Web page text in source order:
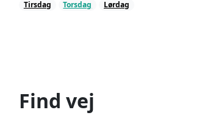
Tirsdag Torsdag Lørdag
Find vej